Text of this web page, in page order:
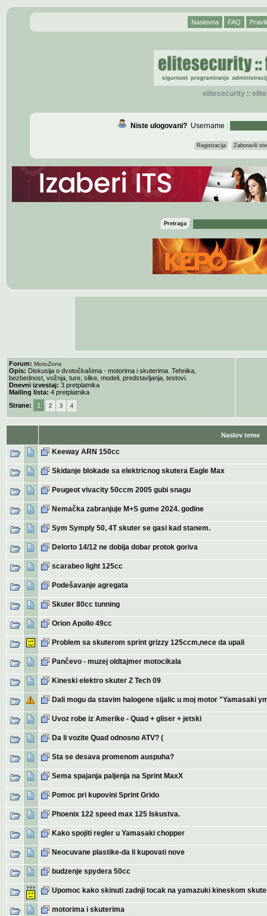
Naslovna FAQ
elitesecurity::
Niste ulogovani?Username :
Registracija Zaboravili
Pretraga :
Forum: MotoZone
Opis: Diskusija o dvotočkašima - motorima i skuterima. Tehnika,
bezbednost, vožnja, ture, slike, modeli, predstavljanja, testovi.
Dnevni izvestaj: 3 pretplatnika
Mailing lista: 4 pretplatnika
Strane:
1 2 3 4
Naslov teme
Keeway ARN 150cc
Skidanje blokade sa elektricnog skutera Eagle Max
Peugeot vivacity 50ccm 2005 gubi snagu
Nemačka zabranjuje M+S gume 2024. godine
Sym Symply 50, 4T skuter se gasi kad stanem.
Delorto 14/12 ne dobija dobar protok goriva
scarabeo light 125cc
Podešavanje agregata
Skuter 80cc tunning
Orion Apollo 49cc
Problem sa skuterom sprint grizzy 125ccm,nece da upali
Pančevo - muzej oldtajmer motocikala
Kineski elektro skuter Z Tech 09
Dali mogu da stavim halogene sijalic u moj motor "Yamasaki
Uvoz robe iz Amerike - Quad + gliser + jetski
Da li vozite Quad odnosno ATV? (
Sta se desava promenom auspuha?
Sema spajanja paljenja na Sprint MaxX
Pomoc pri kupovini Sprint Grido
Phoenix 122 speed max 125 Iskustva.
Kako spojiti regler u Yamasaki chopper
Neocuvane plastike-da li kupovati nove
budzenje spydera 50cc
Upomoc kako skinuti zadnji tocak na yamazuki kineskom
motorima i skuterima